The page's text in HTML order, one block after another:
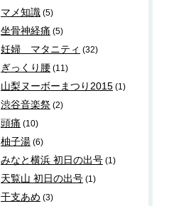
マメ知識 (5)
坐骨神経痛 (5)
妊婦 マタニティ (32)
ぎっくり腰 (11)
山梨ヌーボーまつり2015 (1)
渋谷音楽祭 (2)
頭痛 (10)
柚子湯 (6)
みなと横浜 初日の出号 (1)
天覧山 初日の出号 (1)
干支あめ (3)